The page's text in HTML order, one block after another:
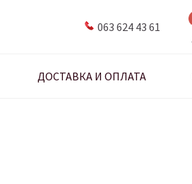
063 624 43 61
ДОСТАВКА И ОПЛАТА